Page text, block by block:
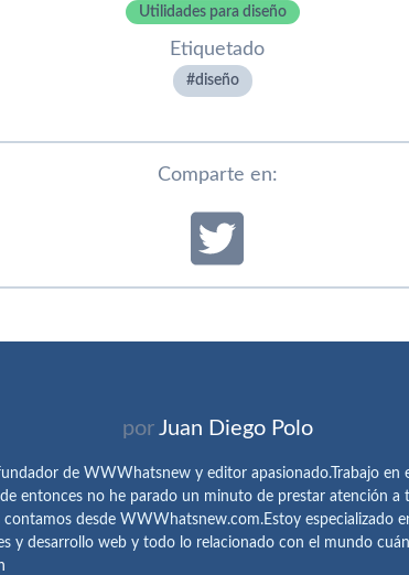
Utilidades para diseño
Etiquetado
diseño
Comparte en:
por Juan Diego Polo
de WWWhatsnew y editor apasionado.Trabajo en
entonces no he parado un minuto de prestar atención a
contamos desde WWWhatsnew.com.Estoy especializado
y desarrollo web y todo lo relacionado con el mundo